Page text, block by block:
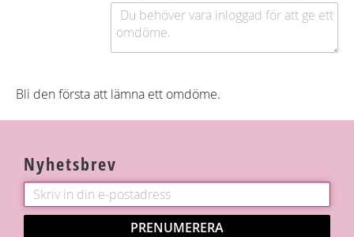
Bli den första att lämna ett omdöme.
Nyhetsbrev
PRENUMERERA